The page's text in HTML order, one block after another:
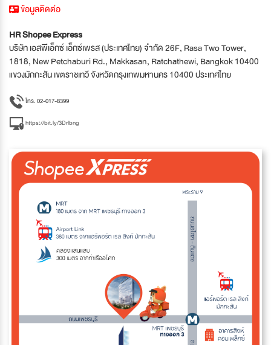
ข้อมูลติดต่อ
HR Shopee Express
บริษัท เอสพีเอ็กซ์ เอ็กซ์เพรส (ประเทศไทย) จำกัด 26F, Rasa Two Tower,
1818, New Petchaburi Rd., Makkasan, Ratchathewi, Bangkok 10400
แขวงมักกะสัน เขตราชเทวี จังหวัดกรุงเทพมหานคร 10400 ประเทศไทย
โทร. 02-017-8399
https://bit.ly/3Drlbng